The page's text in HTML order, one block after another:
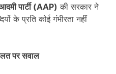
पार्टी (AAP) की सरकार ने
के प्रति कोई गंभीरता नहीं
पर सवाल